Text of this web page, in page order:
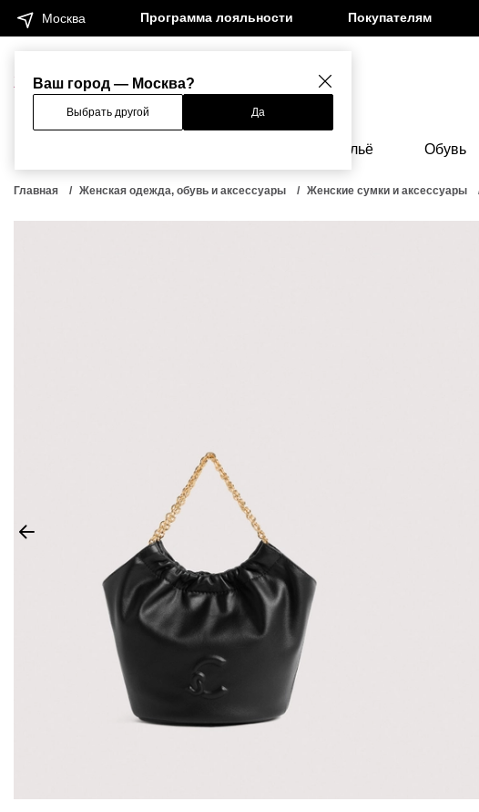
Ваш город — Москва?
Выбрать другой Да
Москва Программа лояльности Покупателям
Женщинам Мужчинам
Бельё Обувь
Главная Женская одежда, обувь и аксессуары Женские сумки и аксессуары